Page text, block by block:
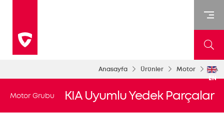
EN
Anasayfa Ürünler Motor KIA
Motor Grubu KIA Uyumlu Yedek Parçalar